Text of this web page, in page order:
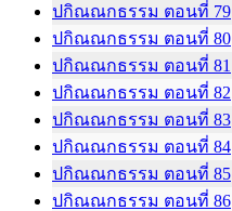
ปกิณณกธรรม ตอนที่ 79
ปกิณณกธรรม ตอนที่ 80
ปกิณณกธรรม ตอนที่ 81
ปกิณณกธรรม ตอนที่ 82
ปกิณณกธรรม ตอนที่ 83
ปกิณณกธรรม ตอนที่ 84
ปกิณณกธรรม ตอนที่ 85
ปกิณณกธรรม ตอนที่ 86